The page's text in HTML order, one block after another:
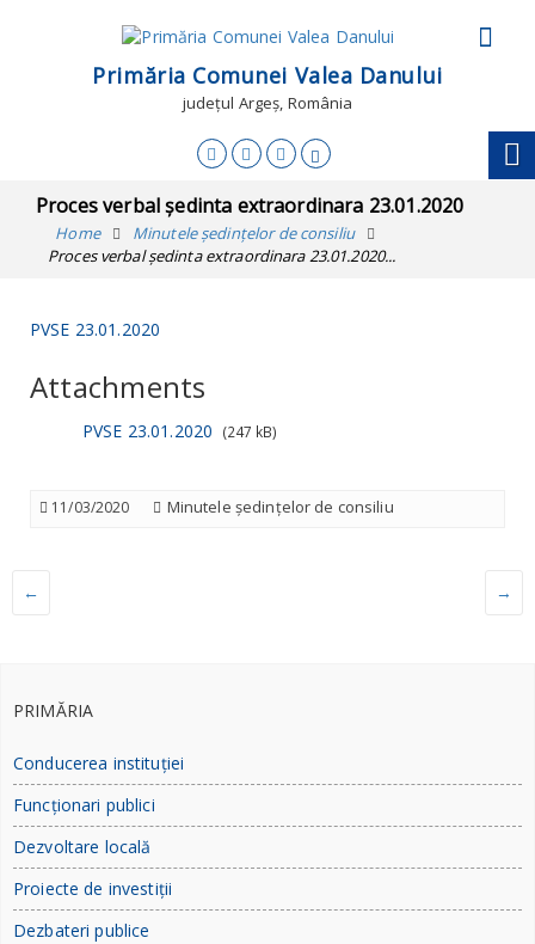
Primăria Comunei Valea Danului
județul Argeș, România
Proces verbal ședinta extraordinara 23.01.2020
Home
Minutele ședințelor de consiliu
Proces verbal ședinta extraordinara 23.01.2020...
PVSE 23.01.2020
Attachments
PVSE 23.01.2020 (247 kB)
11/03/2020 Minutele ședințelor de consiliu
← →
PRIMĂRIA
Conducerea instituției
Funcționari publici
Dezvoltare locală
Proiecte de investiții
Dezbateri publice